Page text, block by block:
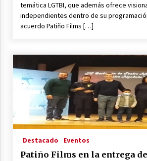
temática LGTBI, que además ofrece
independientes dentro de su
acuerdo Patiño Films […]
Destacado Eventos
Patiño Films en la entrega